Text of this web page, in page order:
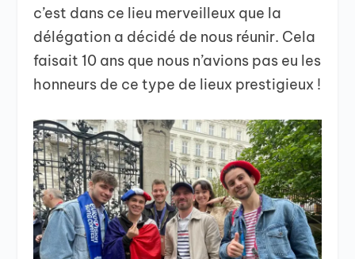
c’est dans ce lieu merveilleux que la
délégation a décidé de nous réunir. Cela
faisait 10 ans que nous n’avions pas eu les
honneurs de ce type de lieux prestigieux !